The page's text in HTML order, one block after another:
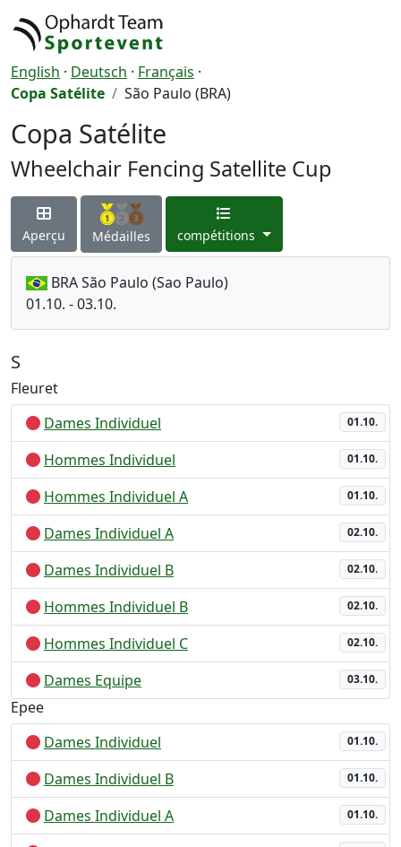
English · Deutsch · Français ·
Copa Satélite
São Paulo (BRA)
Copa Satélite
Wheelchair Fencing Satellite Cup
Aperçu Médailles compétitions
BRA São Paulo (Sao Paulo)
01.10. - 03.10.
S
Fleuret
Dames Individuel
01.10.
Hommes Individuel 01.10.
Hommes Individuel A 01.10.
Dames Individuel A 02.10.
Dames Individuel B 02.10.
Hommes Individuel B 02.10.
Hommes Individuel C 02.10.
Dames Equipe 03.10.
Epee
Dames Individuel
01.10.
Dames Individuel B 01.10.
Dames Individuel A 01.10.